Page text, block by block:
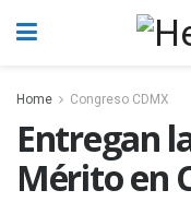
Home Congreso CDMX
Entregan
Mérito en